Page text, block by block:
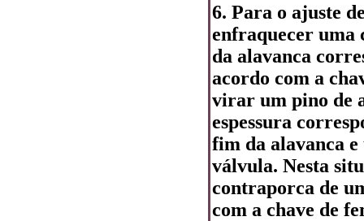
6. Para o ajuste
enfraquecer uma
da alavanca
acordo com a
virar um pino de
espessura
fim da alavanca e
válvula. Nesta
contraporca de
com a chave de